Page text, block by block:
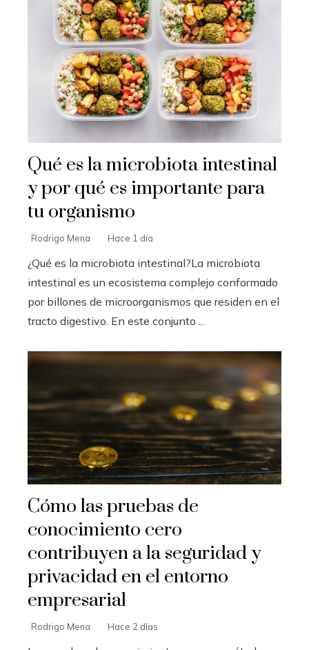
Qué es la microbiota intestinal
y por qué es importante para
tu organismo
Rodrigo Mena Hace 1 día
¿Qué es la microbiota intestinal?La microbiota
intestinal es un ecosistema complejo conformado
por billones de microorganismos que residen en el
tracto digestivo. En este conjunto ...
Cómo las pruebas de
conocimiento cero
contribuyen a la seguridad y
privacidad en el entorno
empresarial
Rodrigo Mena Hace 2 días